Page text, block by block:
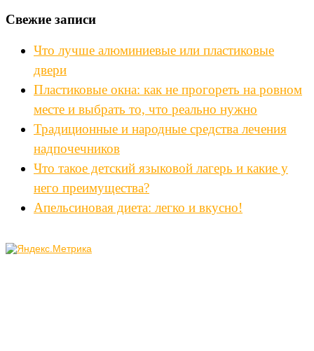
Свежие записи
Что лучше алюминиевые или пластиковые
двери
Пластиковые окна: как не прогореть на ровном
месте и выбрать то, что реально нужно
Традиционные и народные средства лечения
надпочечников
Что такое детский языковой лагерь и какие у
него преимущества?
Апельсиновая диета: легко и вкусно!